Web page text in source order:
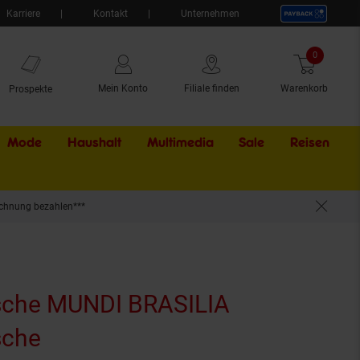
Karriere Kontakt Unternehmen
Prospekte Mein Konto Filiale finden Warenkorb
0 Artikel
Mode Haushalt Multimedia Sale Externer
Reisen
bezahlen***
MUNDI BRASILIA